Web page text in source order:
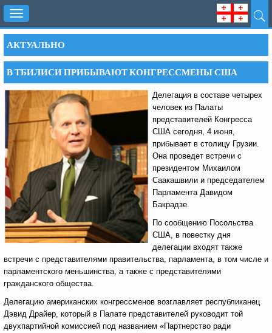
Toggle
navigation
АКТУАЛЬНО
В ТБИЛИСИ ПРИБЫВАЮТ КОНГРЕССМЕНЫ США
Делегация в составе четырех
человек из Палаты
представителей Конгресса
США сегодня, 4 июня,
прибывает в столицу Грузии.
Она проведет встречи с
президентом Михаилом
Саакашвили и председателем
Парламента Давидом
Бакрадзе.
По сообщению Посольства
США, в повестку дня
делегации входят также
встречи с представителями правительства, парламента, в том числе и
парламентского меньшинства, а также с представителями
гражданского общества.
Делегацию американских конгрессменов возглавляет республиканец
Дэвид Драйер, который в Палате представителей руководит той
двухпартийной комиссией под названием «Партнерство ради